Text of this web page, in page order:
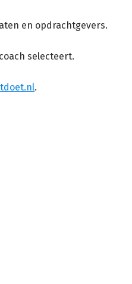
en opdrachtgevers.
selecteert.
.